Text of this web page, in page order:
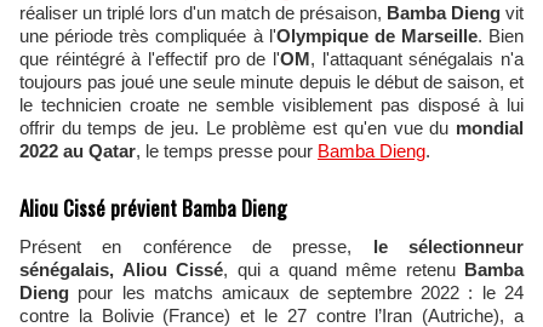
réaliser un triplé lors d'un match de présaison, Bamba Dieng vit
une période très compliquée à l'Olympique de Marseille. Bien
que réintégré à l'effectif pro de l'OM, l'attaquant sénégalais n'a
toujours pas joué une seule minute depuis le début de saison, et
le technicien croate ne semble visiblement pas disposé à lui
offrir du temps de jeu. Le problème est qu'en vue du mondial
2022 au Qatar, le temps presse pour Bamba Dieng.
Aliou Cissé prévient Bamba Dieng
Présent en conférence de presse, le sélectionneur
sénégalais, Aliou Cissé, qui a quand même retenu Bamba
Dieng pour les matchs amicaux de septembre 2022 : le 24
contre la Bolivie (France) et le 27 contre l’Iran (Autriche), a